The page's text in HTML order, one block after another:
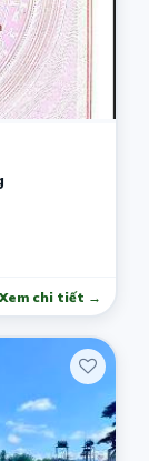
Xem chi tiết →